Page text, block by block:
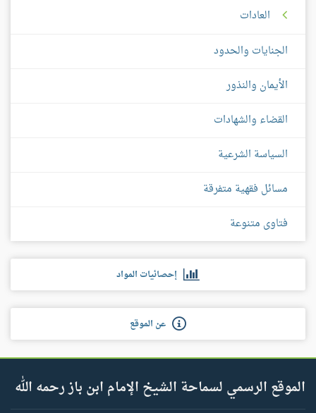
العادات
الجنايات والحدود
الأيمان والنذور
القضاء والشهادات
السياسة الشرعية
مسائل فقهية متفرقة
فتاوى متنوعة
إحصائيات المواد
عن الموقع
الموقع الرسمي لسماحة الشيخ الإمام ابن باز رحمه الله